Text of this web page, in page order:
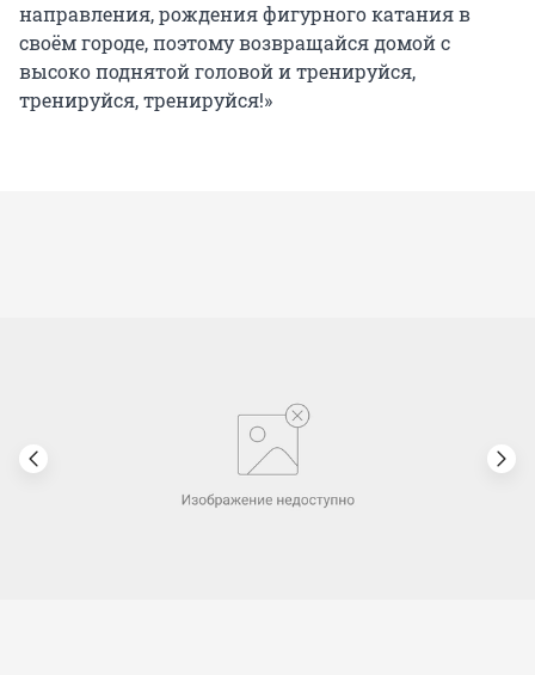
направления, рождения фигурного катания в
своём городе, поэтому возвращайся домой с
высоко поднятой головой и тренируйся,
тренируйся, тренируйся!»